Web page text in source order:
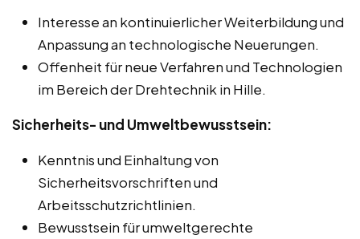
Interesse an kontinuierlicher Weiterbildung und
Anpassung an technologische Neuerungen.
Offenheit für neue Verfahren und Technologien
im Bereich der Drehtechnik in Hille.
Sicherheits- und Umweltbewusstsein:
Kenntnis und Einhaltung von
Sicherheitsvorschriften und
Arbeitsschutzrichtlinien.
Bewusstsein für umweltgerechte